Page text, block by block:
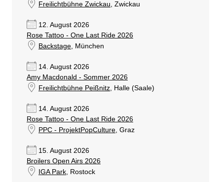
Freilichtbühne Zwickau, Zwickau
12. August 2026
Rose Tattoo - One Last Ride 2026
Backstage, München
14. August 2026
Amy Macdonald - Sommer 2026
Freilichtbühne Peißnitz, Halle (Saale)
14. August 2026
Rose Tattoo - One Last Ride 2026
PPC - ProjektPopCulture, Graz
15. August 2026
Broilers Open Airs 2026
IGA Park, Rostock